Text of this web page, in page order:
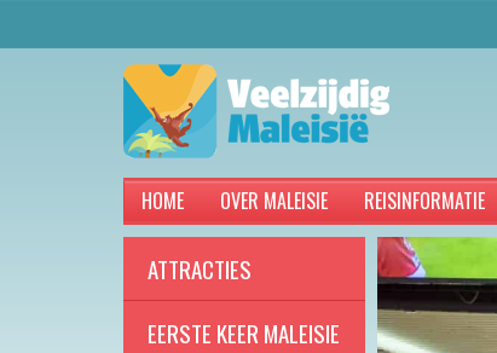
HOME OVER MALEISIE REISINFORMATIE
ATTRACTIES
EERSTE KEER MALEISIE